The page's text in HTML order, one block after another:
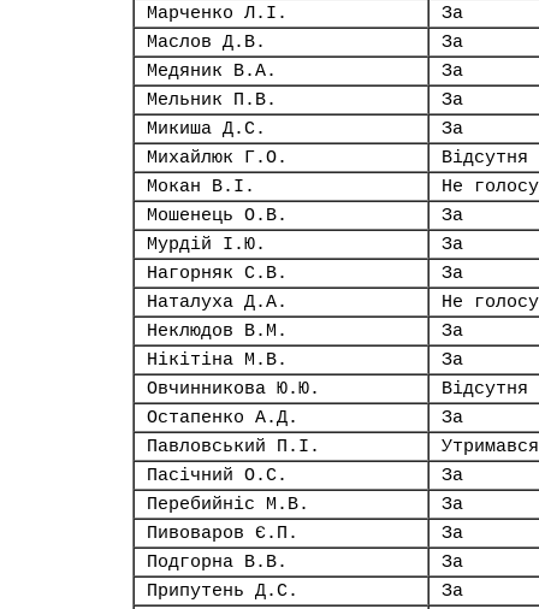
Марченко Л.І.
За
Маслов Д.В.
За
Медяник В.А.
За
Мельник П.В.
За
Микиша Д.С.
За
Михайлюк Г.О.
Відсутня
Мокан В.І.
Не
Мошенець О.В.
За
Мурдій І.Ю.
За
Нагорняк С.В.
За
Наталуха Д.А.
Не
Неклюдов В.М.
За
Нікітіна М.В.
За
Овчинникова Ю.Ю.
Відсутня
Остапенко А.Д.
За
Павловський П.І.
Утримався
Пасічний О.С.
За
Перебийніс М.В.
За
Пивоваров Є.П.
За
Подгорна В.В.
За
Припутень Д.С.
За